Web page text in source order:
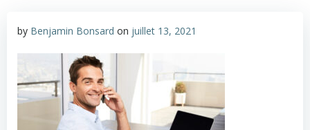
by Benjamin Bonsard on juillet 13, 2021